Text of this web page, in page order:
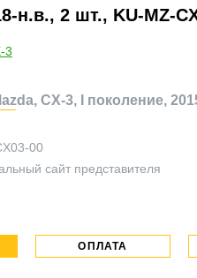
н.в., 2 шт., KU-MZ-
3
CX-3, I поколение,
00
сайт представителя
ОПЛАТА